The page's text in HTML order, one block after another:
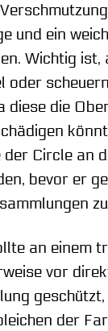
und ein
Wichtig ist,
oder
diese die
der Circle an
bevor er
an einem
vor
geschützt,
der